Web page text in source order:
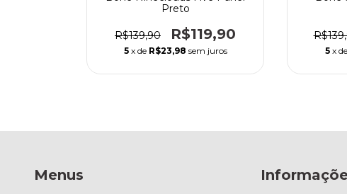
Preto
R$139,90 R$119,90
5 x de R$23,98 sem juros 5 x de
Menus